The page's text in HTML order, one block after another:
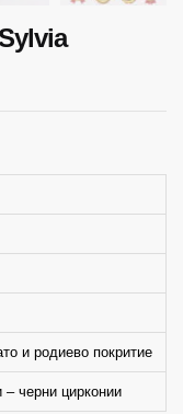
и родиево покритие
– черни цирконии